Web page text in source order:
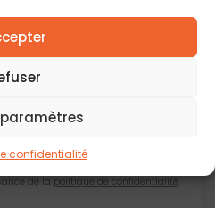
confidentialité
de la politique de confidentialité